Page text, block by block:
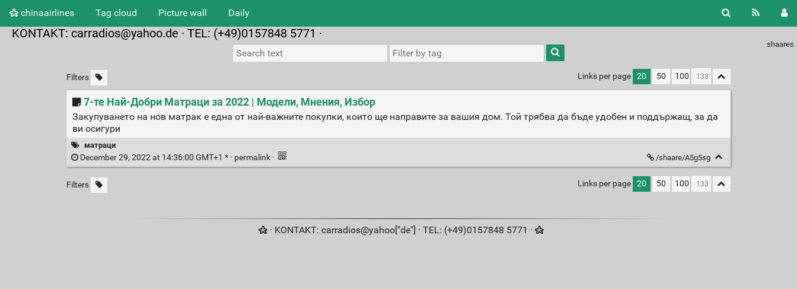
chinaairlines Tag cloud Picture wall Daily
KONTAKT: carradios@yahoo.de · TEL: (+49)0157848 5771 ·
shaares
Filters Links per page 20 50 100
7-те Най-Добри Матраци за 2022 | Модели, Мнения, Избор
Закупуването на нов матрак е една от най-важните покупки, които ще направите за вашия дом. Той трябва да бъде удобен и поддържащ, за да
ви осигури
матраци
December 29, 2022 at 14:36:00 GMT+1 * · permalink · /shaare/A5g5sg
Filters Links per page 20 50 100
· KONTAKT: carradios@yahoo["de"] · TEL: (+49)0157848 5771 ·